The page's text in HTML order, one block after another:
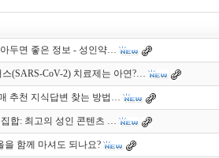
두면 좋은 정보 - 성인약…
(SARS-CoV-2) 치료제는 아연?…
추천 지식답변 찾는 방법…
합: 최고의 성인 콘텐츠 …
을 함께 마셔도 되나요?